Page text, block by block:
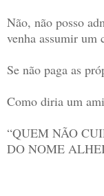
Não, não posso
venha assumir um
Se não paga as
Como diria um
“QUEM NÃO
DO NOME